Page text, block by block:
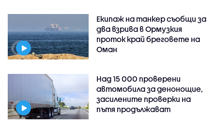
Екипаж на танкер съобщи за
два взрива в Ормузкия
проток край бреговете на
Оман
Над 15 000 проверени
автомобила за денонощие,
засилените проверки на
пътя продължават